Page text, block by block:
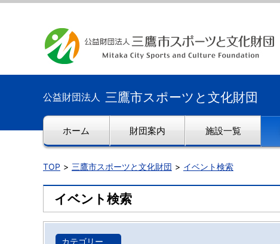
公益財団法人 三鷹市スポーツと文化財団
ホーム 財団案内 施設一覧
TOP 三鷹市スポーツと文化財団 イベント検索
イベント検索
カテゴリー